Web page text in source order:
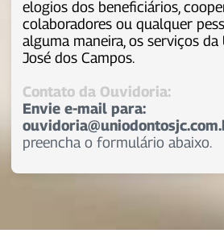
elogios dos beneficiários,
colaboradores ou qualquer
alguma maneira, os serviços
José dos Campos.
Contato da Ouvidoria:
Envie e-mail para:
preencha o formulário abaixo.